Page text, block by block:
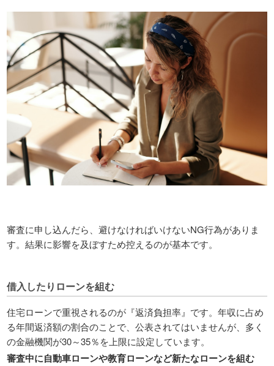
審査に申し込んだら、避けなければいけないNG行為がありま
す。結果に影響を及ぼすため控えるのが基本です。
借入したりローンを組む
住宅ローンで重視されるのが『返済負担率』です。年収に占め
る年間返済額の割合のことで、公表されてはいませんが、多く
の金融機関が30～35％を上限に設定しています。
審査中に自動車ローンや教育ローンなど新たなローンを組む